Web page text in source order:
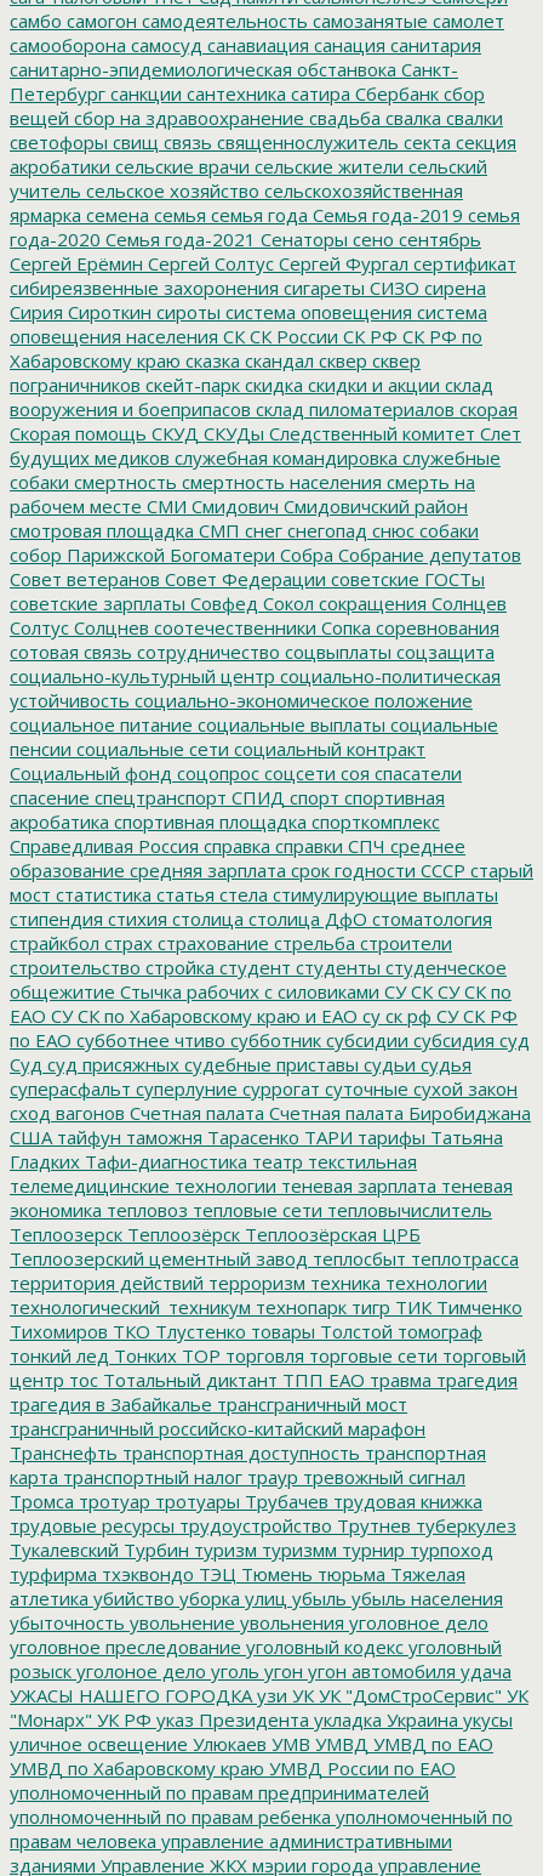
самбо самогон самодеятельность самозанятые самолет
самооборона самосуд санавиация санация санитария
санитарно-эпидемиологическая обстанвока Санкт-
Петербург санкции сантехника сатира Сбербанк сбор
вещей сбор на здравоохранение свадьба свалка свалки
светофоры свищ связь священнослужитель секта секция
акробатики сельские врачи сельские жители сельский
учитель сельское хозяйство сельскохозяйственная
ярмарка семена семья семья года Семья года-2019 семья
года-2020 Семья года-2021 Сенаторы сено сентябрь
Сергей Ерёмин Сергей Солтус Сергей Фургал сертификат
сибиреязвенные захоронения сигареты СИЗО сирена
Сирия Сироткин сироты система оповещения система
оповещения населения СК СК России СК РФ СК РФ по
Хабаровскому краю сказка скандал сквер сквер
пограничников скейт-парк скидка скидки и акции склад
вооружения и боеприпасов склад пиломатериалов скорая
Скорая помощь СКУД СКУДы Следственный комитет Слет
будущих медиков служебная командировка служебные
собаки смертность смертность населения смерть на
рабочем месте СМИ Смидович Смидовичский район
смотровая площадка СМП снег снегопад снюс собаки
собор Парижской Богоматери Собра Собрание депутатов
Совет ветеранов Совет Федерации советские ГОСТы
советские зарплаты Совфед Сокол сокращения Солнцев
Солтус Солцнев соотечественники Сопка соревнования
сотовая связь сотрудничество соцвыплаты соцзащита
социально-культурный центр социально-политическая
устойчивость социально-экономическое положение
социальное питание социальные выплаты социальные
пенсии социальные сети социальный контракт
Социальный фонд соцопрос соцсети соя спасатели
спасение спецтранспорт СПИД спорт спортивная
акробатика спортивная площадка спорткомплекс
Справедливая Россия справка справки СПЧ среднее
образование средняя зарплата срок годности СССР старый
мост статистика статья стела стимулирующие выплаты
стипендия стихия столица столица ДфО стоматология
страйкбол страх страхование стрельба строители
строительство стройка студент студенты студенческое
общежитие Стычка рабочих с силовиками СУ СК СУ СК по
ЕАО СУ СК по Хабаровскому краю и ЕАО су ск рф СУ СК РФ
по ЕАО субботнее чтиво субботник субсидии субсидия суд
Суд суд присяжных судебные приставы судьи судья
суперасфальт суперлуние суррогат суточные сухой закон
сход вагонов Счетная палата Счетная палата Биробиджана
США тайфун таможня Тарасенко ТАРИ тарифы Татьяна
Гладких Тафи-диагностика театр текстильная
телемедицинские технологии теневая зарплата теневая
экономика тепловоз тепловые сети тепловычислитель
Теплоозерск Теплоозёрск Теплоозёрская ЦРБ
Теплоозерский цементный завод теплосбыт теплотрасса
территория действий терроризм техника технологии
технологический_техникум технопарк тигр ТИК Тимченко
Тихомиров ТКО Тлустенко товары Толстой томограф
тонкий лед Тонких ТОР торговля торговые сети торговый
центр тос Тотальный диктант ТПП ЕАО травма трагедия
трагедия в Забайкалье трансграничный мост
трансграничный российско-китайский марафон
Транснефть транспортная доступность транспортная
карта транспортный налог траур тревожный сигнал
Тромса тротуар тротуары Трубачев трудовая книжка
трудовые ресурсы трудоустройство Трутнев туберкулез
Тукалевский Турбин туризм туризмм турнир турпоход
турфирма тхэквондо ТЭЦ Тюмень тюрьма Тяжелая
атлетика убийство уборка улиц убыль убыль населения
убыточность увольнение увольнения уголовное дело
уголовное преследование уголовный кодекс уголовный
розыск уголоное дело уголь угон угон автомобиля удача
УЖАСЫ НАШЕГО ГОРОДКА узи УК УК "ДомСтроСервис" УК
"Монарх" УК РФ указ Президента укладка Украина укусы
уличное освещение Улюкаев УМВ УМВД УМВД по ЕАО
УМВД по Хабаровскому краю УМВД России по ЕАО
уполномоченный по правам предпринимателей
уполномоченный по правам ребенка уполномоченный по
правам человека управление административными
зданиями Управление ЖКХ мэрии города управление